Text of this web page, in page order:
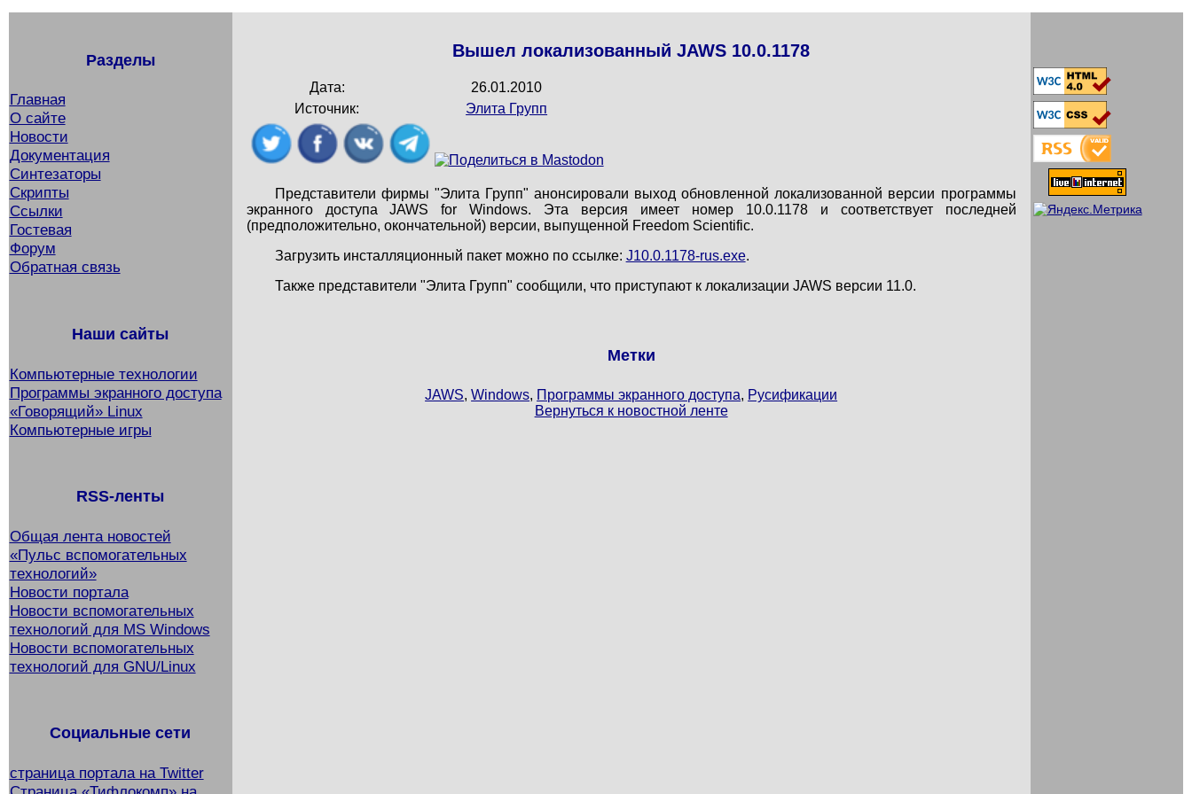
Разделы
Главная
О сайте
Новости
Документация
Синтезаторы
Скрипты
Ссылки
Гостевая
Форум
Обратная связь
Наши сайты
Компьютерные технологии
Программы экранного доступа
«Говорящий» Linux
Компьютерные игры
RSS-ленты
Общая лента новостей
«Пульс вспомогательных
технологий»
Новости портала
Новости вспомогательных
технологий для MS Windows
Новости вспомогательных
технологий для GNU/Linux
Социальные сети
страница портала на Twitter
Вышел локализованный JAWS 10.0.1178
Дата:
26.01.2010
Источник:
Элита Групп
Представители фирмы "Элита Групп" анонсировали выход обновленной локализованной версии программы
экранного доступа JAWS for Windows. Эта версия имеет номер 10.0.1178 и соответствует последней
(предположительно, окончательной) версии, выпущенной Freedom Scientific.
Загрузить инсталляционный пакет можно по ссылке: J10.0.1178-rus.exe.
Также представители "Элита Групп" сообщили, что приступают к локализации JAWS версии 11.0.
Метки
JAWS,Windows, Программы экранного доступа, Русификации
Вернуться к новостной ленте